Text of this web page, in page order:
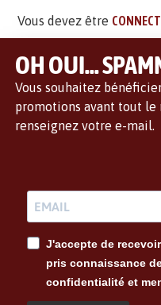
Vous devez être
OH OUI...
Vous souhaitez
promotions avant tout le
renseignez votre e-mail.
J'accepte de
pris connaissance
confidentialité et